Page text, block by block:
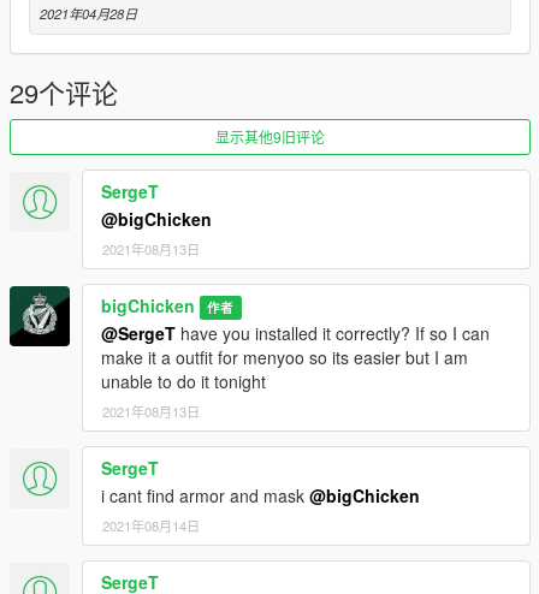
2021年04月28日
29个评论
显示其他9旧评论
SergeT
@bigChicken
2021年08月13日
bigChicken 作者
@SergeT have you installed it correctly? If so I can
make it a outfit for menyoo so its easier but I am
unable to do it tonight
2021年08月13日
SergeT
i cant find armor and mask @bigChicken
2021年08月14日
SergeT